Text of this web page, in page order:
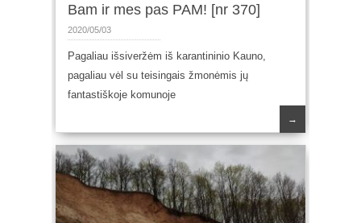
Bam ir mes pas PAM! [nr 370]
2020/05/03
Pagaliau išsiveržėm iš karantininio Kauno,
pagaliau vėl su teisingais žmonėmis jų
fantastiškoje komunoje
→